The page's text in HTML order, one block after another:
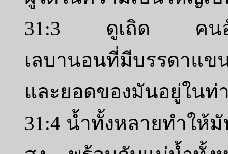
31:3 ดูเถิด คนอัสซี
เลบานอนที่มีบรรดาแข
และยอดของมันอยู่ในท่
31:4 น้ำทั้งหลายทำให้